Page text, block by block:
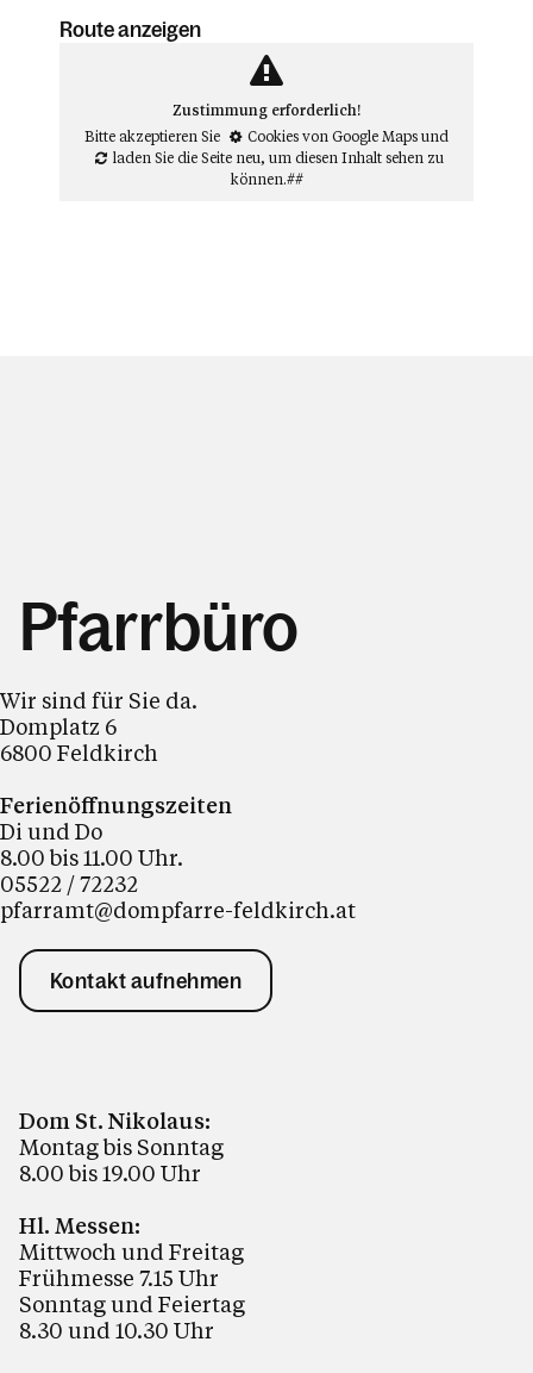
Route anzeigen
Zustimmung erforderlich!
Bitte akzeptieren Sie
Cookies von Google Mapsund
laden Sie die Seite neu, um diesen Inhalt sehen zu
können.##
Pfarrbüro
Wir sind für Sie da.
Domplatz 6
6800 Feldkirch
Ferienöffnungszeiten
Di und Do
8.00 bis 11.00 Uhr.
05522 / 72232
pfarramt@dompfarre-feldkirch.at
Kontakt aufnehmen
Dom St. Nikolaus:
Montag bis Sonntag
8.00 bis 19.00 Uhr
Hl. Messen:
Mittwoch und Freitag
Frühmesse 7.15 Uhr
Sonntag und Feiertag
8.30 und 10.30 Uhr